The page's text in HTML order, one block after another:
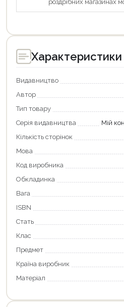
роздрібних магазинах
Характеристики
Видавництво
Автор
Тип товару
Серія видавництва
Мій
Кількість сторінок
Мова
Код виробника
Обкладинка
Вага
ISBN
Стать
Клас
Предмет
Країна виробник
Матеріал
Оформити